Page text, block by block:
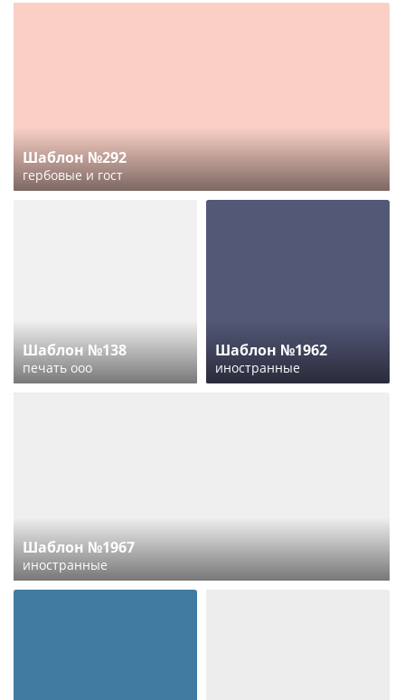
Шаблон №292
гербовые и гост
Шаблон №138
печать ооо
Шаблон №1962
иностранные
Шаблон №1967
иностранные